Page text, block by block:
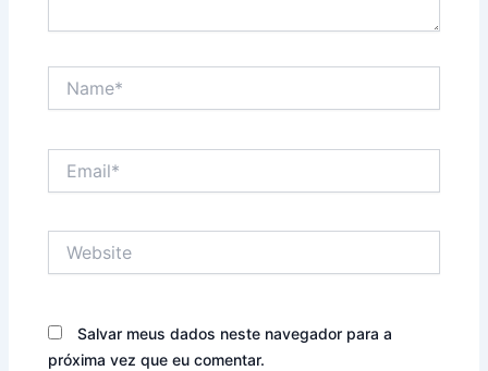
Salvar meus dados neste navegador para a
próxima vez que eu comentar.